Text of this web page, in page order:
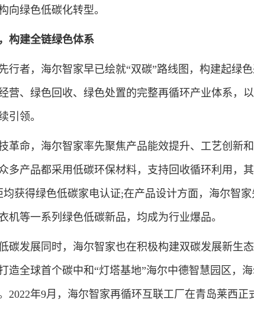
向绿色低碳化转型。
构建全链绿色体系
者，海尔智家早已绘就“双碳”路线图，构建起绿
营、绿色回收、绿色处置的完整再循环产业体系，
引领。
命，海尔智家率先聚焦产品能效提升、工艺创新和
多产品都采用低碳环保材料，支持回收循环利用，
获得绿色低碳家电认证;在产品设计方面，海尔智家
机等一系列绿色低碳新品，均成为行业爆品。
发展同时，海尔智家也在积极构建双碳发展新生
造全球首个碳中和“灯塔基地”海尔中德智慧园区，
2022年9月，海尔智家再循环互联工厂在青岛莱西正